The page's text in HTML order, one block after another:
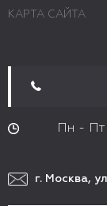
КАРТА САЙТА
Пн -
г. Москва,